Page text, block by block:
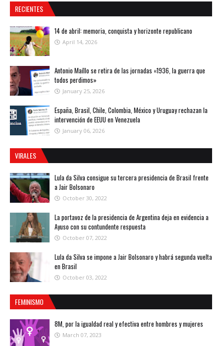
RECIENTES
14 de abril: memoria, conquista y horizonte republicano
April 14, 2026
Antonio Maíllo se retira de las jornadas «1936, la guerra que
todos perdimos»
January 25, 2026
España, Brasil, Chile, Colombia, México y Uruguay rechazan la
intervención de EEUU en Venezuela
January 06, 2026
VIRALES
Lula da Silva consigue su tercera presidencia de Brasil frente
a Jair Bolsonaro
October 30, 2022
La portavoz de la presidencia de Argentina deja en evidencia a
Ayuso con su contundente respuesta
October 07, 2022
Lula da Silva se impone a Jair Bolsonaro y habrá segunda vuelta
en Brasil
October 03, 2022
FEMINISMO
8M, por la igualdad real y efectiva entre hombres y mujeres
March 07, 2023